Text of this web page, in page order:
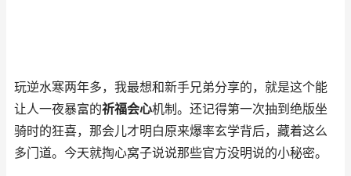
玩逆水寒两年多，我最想和新手兄弟分享的，就是这个能
让人一夜暴富的祈福会心机制。还记得第一次抽到绝版坐
骑时的狂喜，那会儿才明白原来爆率玄学背后，藏着这么
多门道。今天就掏心窝子说说那些官方没明说的小秘密。